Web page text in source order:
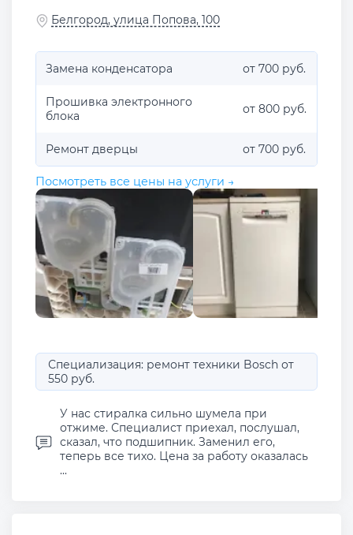
Белгород, улица Попова, 100
Замена конденсатора от 700 руб.
Прошивка электронного
блока
от 800 руб.
Ремонт дверцы от 700 руб.
Посмотреть все цены на услуги →
Специализация: ремонт техники Bosch от
550 руб.
У нас стиралка сильно шумела при
отжиме. Специалист приехал, послушал,
сказал, что подшипник. Заменил его,
теперь все тихо. Цена за работу оказалась
...